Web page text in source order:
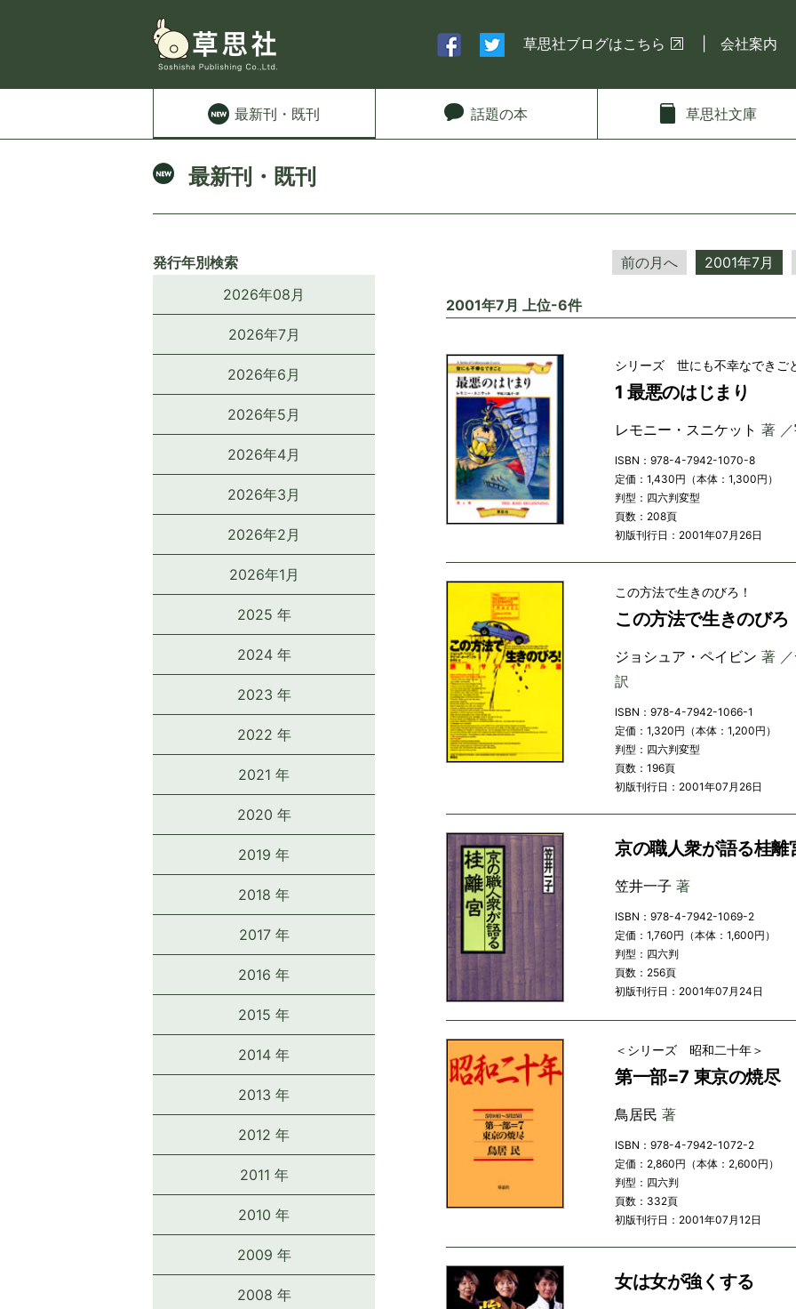
草思社ブログはこちら 会社案内
最新刊 ・既刊 話題の本 草思社文庫
最新刊・既刊
発行年別検索
2026年08月
2026年7月
2026年6月
2026年5月
2026年4月
2026年3月
2026年2月
2026年1月
2025 年
2024 年
2023 年
2022 年
2021 年
2020 年
2019 年
2018 年
2017 年
2016 年
2015 年
2014 年
2013 年
2012 年
2011 年
2010 年
2009 年
2008 年
前の月へ 2001年7月
2001年7月 上位-6件
シリーズ 世にも不幸なできご
1 最悪のはじまり
レモニー・スニケット 著 ／
ISBN：978-4-7942-1070-8
定価：1,430円（本体：1,300円）
判型：四六判変型
頁数：208頁
初版刊行日：2001年07月26日
この方法で生きのびろ！
この方法で生きのび
ジョシュア・ペイビン 著 ／
訳
ISBN：978-4-7942-1066-1
定価：1,320円（本体：1,200円）
判型：四六判変型
頁数：196頁
初版刊行日：2001年07月26日
京の職人衆が語る桂離
笠井一子 著
ISBN：978-4-7942-1069-2
定価：1,760円（本体：1,600円）
判型：四六判
頁数：256頁
初版刊行日：2001年07月24日
＜シリーズ 昭和二十年＞
第一部=7 東京の焼尽
鳥居民 著
ISBN：978-4-7942-1072-2
定価：2,860円（本体：2,600円）
判型：四六判
頁数：332頁
初版刊行日：2001年07月12日
女は女が強くする